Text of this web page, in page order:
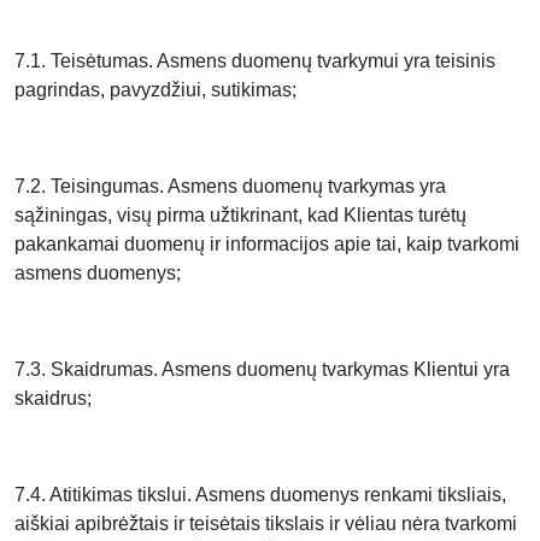
7.1. Teisėtumas. Asmens duomenų tvarkymui yra teisinis
pagrindas, pavyzdžiui, sutikimas;
7.2. Teisingumas. Asmens duomenų tvarkymas yra
sąžiningas, visų pirma užtikrinant, kad Klientas turėtų
pakankamai duomenų ir informacijos apie tai, kaip tvarkomi
asmens duomenys;
7.3. Skaidrumas. Asmens duomenų tvarkymas Klientui yra
skaidrus;
7.4. Atitikimas tikslui. Asmens duomenys renkami tiksliais,
aiškiai apibrėžtais ir teisėtais tikslais ir vėliau nėra tvarkomi